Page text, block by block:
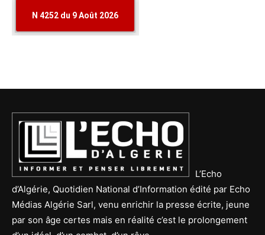
L’Echo
d’Algérie, Quotidien National d’Information édité par Echo
Médias Algérie Sarl, venu enrichir la presse écrite, jeune
par son âge certes mais en réalité c’est le prolongement